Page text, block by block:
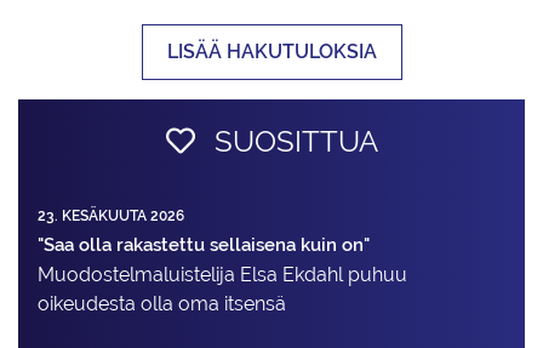
LISÄÄ HAKUTULOKSIA
SUOSITTUA
23. KESÄKUUTA 2026
"Saa olla rakastettu sellaisena kuin on"
Muodostelma­luistelija Elsa Ekdahl puhuu
oikeudesta olla oma itsensä